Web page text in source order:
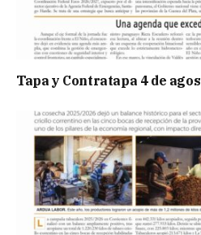
Tapa y Contratapa 4 de